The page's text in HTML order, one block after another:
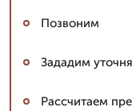
Позвоним
Зададим
Рассчитаем